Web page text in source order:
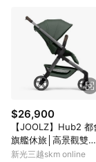
商品類別不回饋，
/ 瑪利歐玩具 /
行李箱 / 寶寶攝影
作者&經典角色 / 人
套書專區 / 各式零
水果專區 / 親子理
pokemon玩具 / 世
涼墊 / 同儕相處書單
$26,900
【JOOLZ】Hub2 都
旗艦休旅│高景觀雙向
推車
新光三越skm online